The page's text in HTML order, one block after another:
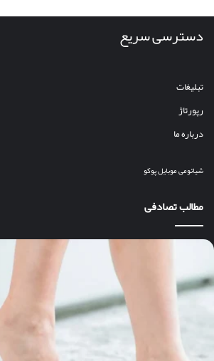
دسترسی سریع
تبلیغات
رپورتاژ
درباره ما
شیائومیموبایلپوکو
مطالب تصادفی